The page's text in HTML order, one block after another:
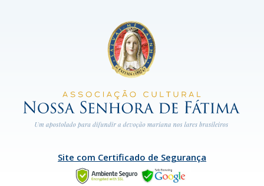
Site com Certificado de Segurança